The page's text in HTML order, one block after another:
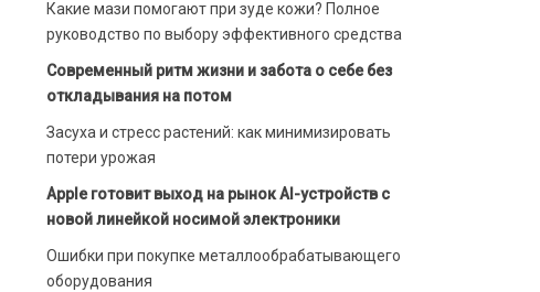
Какие мази помогают при зуде кожи? Полное
руководство по выбору эффективного средства
Современный ритм жизни и забота о себе без
откладывания на потом
Засуха и стресс растений: как минимизировать
потери урожая
Apple готовит выход на рынок AI-устройств с
новой линейкой носимой электроники
Ошибки при покупке металлообрабатывающего
оборудования